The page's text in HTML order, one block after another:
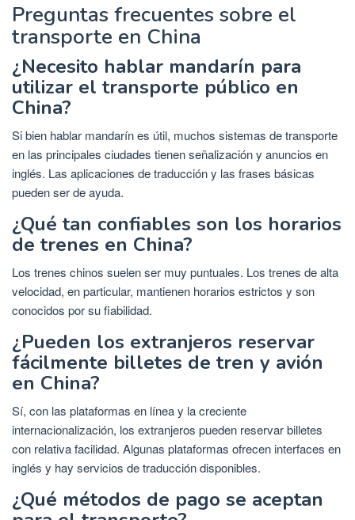
Preguntas frecuentes sobre el
transporte en China
¿Necesito hablar mandarín para
utilizar el transporte público en
China?
Si bien hablar mandarín es útil, muchos sistemas de transporte
en las principales ciudades tienen señalización y anuncios en
inglés. Las aplicaciones de traducción y las frases básicas
pueden ser de ayuda.
¿Qué tan confiables son los horarios
de trenes en China?
Los trenes chinos suelen ser muy puntuales. Los trenes de alta
velocidad, en particular, mantienen horarios estrictos y son
conocidos por su fiabilidad.
¿Pueden los extranjeros reservar
fácilmente billetes de tren y avión
en China?
Sí, con las plataformas en línea y la creciente
internacionalización, los extranjeros pueden reservar billetes
con relativa facilidad. Algunas plataformas ofrecen interfaces en
inglés y hay servicios de traducción disponibles.
¿Qué métodos de pago se aceptan